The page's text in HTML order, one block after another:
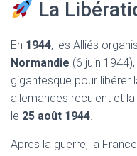
La
En 1944, les Alliés
Normandie (6 juin
gigantesque pour libérer
allemandes reculent et
le 25 août 1944.
Après la guerre, la